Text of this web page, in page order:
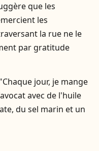
que les
les
la rue ne le
par gratitude
jour, je mange
avec de l'huile
du sel marin et un